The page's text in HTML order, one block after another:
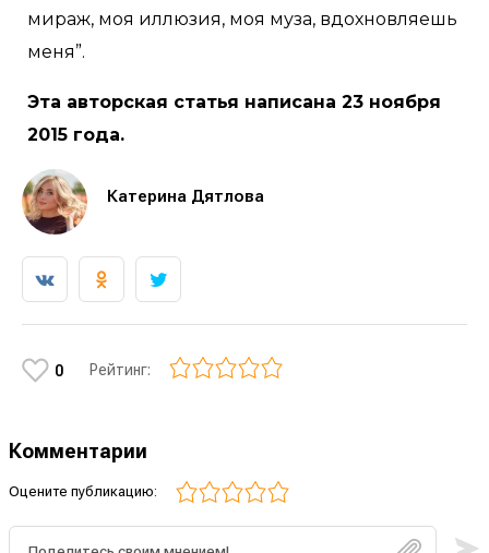
мираж, моя иллюзия, моя муза, вдохновляешь
меня”.
Эта авторская статья написана 23 ноября
2015 года.
Катерина Дятлова
0 Рейтинг:
Комментарии
Оцените публикацию: